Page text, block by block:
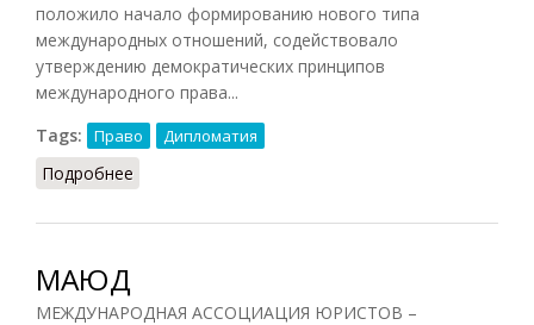
положило начало формированию нового типа
международных отношений, содействовало
утверждению демократических принципов
международного права...
Tags:
Право Дипломатия
Подробнее
МАЮД
МЕЖДУНАРОДНАЯ АССОЦИАЦИЯ ЮРИСТОВ –